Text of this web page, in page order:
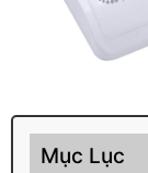
Mục Lục